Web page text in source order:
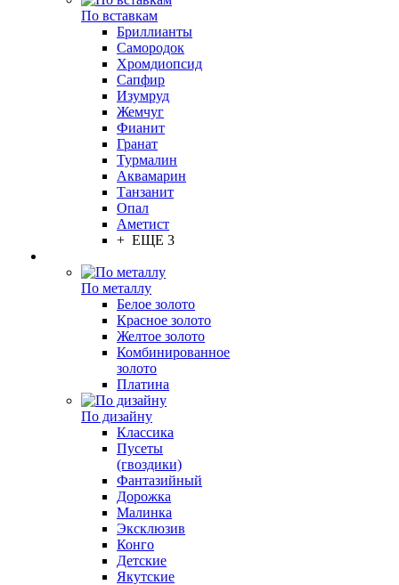
По вставкам
Бриллианты
Самородок
Хромдиопсид
Сапфир
Изумруд
Жемчуг
Фианит
Гранат
Турмалин
Аквамарин
Танзанит
Опал
Аметист
+ ЕЩЕ 3
По металлу
Белое золото
Красное золото
Желтое золото
Комбинированное
золото
Платина
По дизайну
Классика
Пусеты
(гвоздики)
Фантазийный
Дорожка
Малинка
Эксклюзив
Конго
Детские
Якутские